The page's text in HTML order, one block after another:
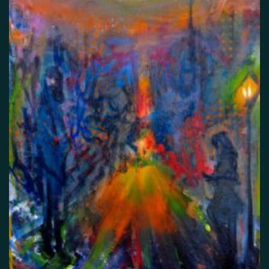
Itsetuhoisuus
Jännitys
Kaipaus
Kaksisuuntainen mielialahäiriö
Kärsimys
Kiitollisuus
Kuolema Kuuloharhat
Luonto
Luottamus
Mania Masennus
Mindfulness
Muisto
Oikeudenmukaisuus Onni
Paha olo
Pakko-oireinen häiriö
Paniikki
Pelko
Persoonallisuushäiriö
Psykoosi
Rakkaus
Rauhallisuus
Rauhattomuus
Riippuvuus
Rohkeus
Seksuaalisuus Skitsofrenia
Stressi
Suojelusenkeli
Surrealismi Suru
Syömishäiriö
Syyllisyys
Toivo Trauma
Tulevaisuus
Turvallisuus
Unettomuus Uni
Uupumus
Vääryys
Vainoharhaisuus Valemuisto
Vapaus